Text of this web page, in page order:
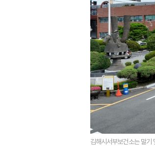
김해시서부보건소는 말기